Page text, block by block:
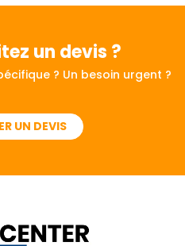
un devis ?
? Un besoin urgent ?
UN DEVIS